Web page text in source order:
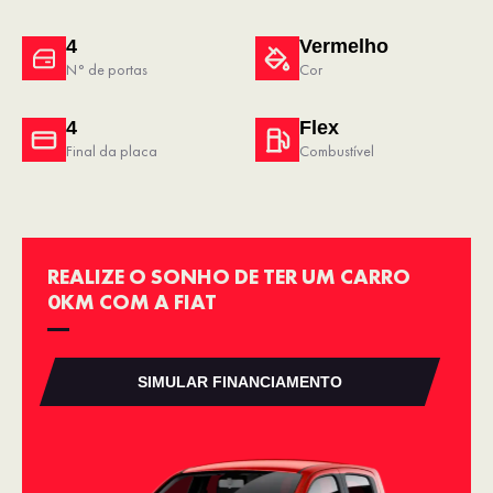
4
N° de portas
Vermelho
Cor
4
Final da placa
Flex
Combustível
REALIZE O SONHO DE TER UM CARRO
0KM COM A FIAT
SIMULAR FINANCIAMENTO